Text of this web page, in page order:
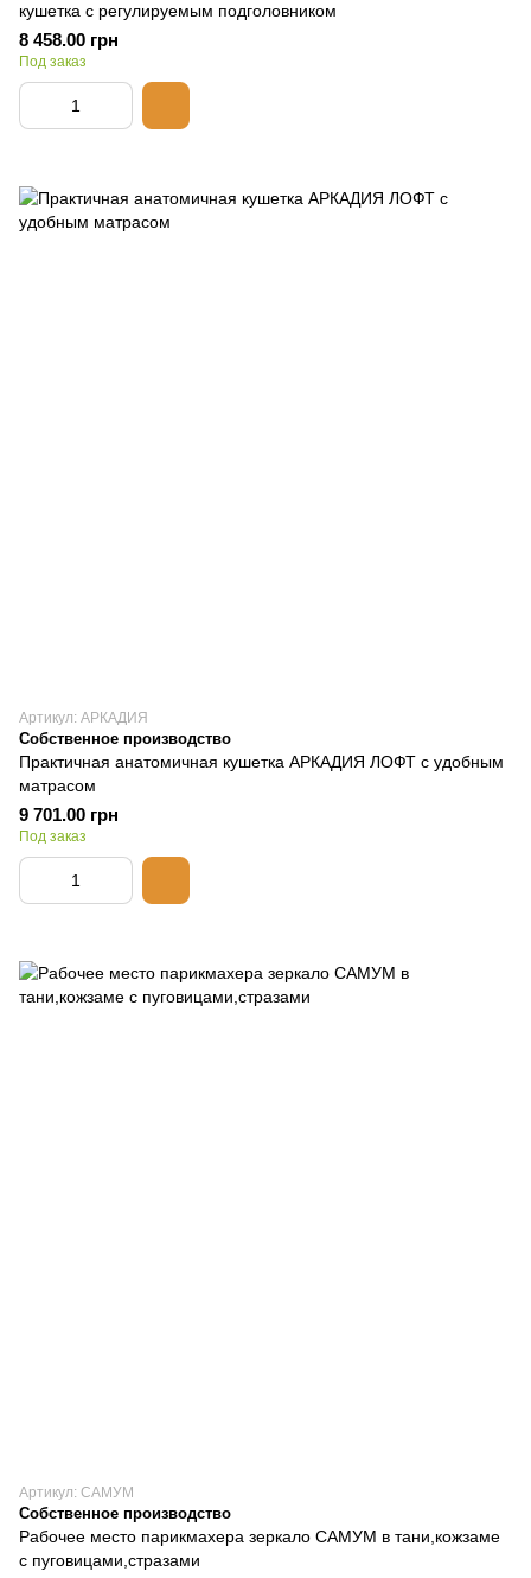
кушетка с регулируемым подголовником
8 458.00 грн
Под заказ
Артикул: АРКАДИЯ
Собственное производство
Практичная анатомичная кушетка АРКАДИЯ ЛОФТ с удобным
матрасом
9 701.00 грн
Под заказ
Артикул: САМУМ
Собственное производство
Рабочее место парикмахера зеркало САМУМ в тани,кожзаме
с пуговицами,стразами